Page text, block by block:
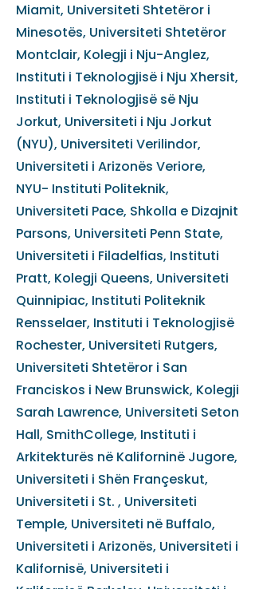
Miamit, Universiteti Shtetëror i
Minesotës, Universiteti Shtetëror
Montclair, Kolegji i Nju-Anglez,
Instituti i Teknologjisë i Nju Xhersit,
Instituti i Teknologjisë së Nju
Jorkut, Universiteti i Nju Jorkut
(NYU), Universiteti Verilindor,
Universiteti i Arizonës Veriore,
NYU- Instituti Politeknik,
Universiteti Pace, Shkolla e Dizajnit
Parsons, Universiteti Penn State,
Universiteti i Filadelfias, Instituti
Pratt, Kolegji Queens, Universiteti
Quinnipiac, Instituti Politeknik
Rensselaer, Instituti i Teknologjisë
Rochester, Universiteti Rutgers,
Universiteti Shtetëror i San
Franciskos i New Brunswick, Kolegji
Sarah Lawrence, Universiteti Seton
Hall, SmithCollege, Instituti i
Arkitekturës në Kaliforninë Jugore,
Universiteti i Shën Françeskut,
Universiteti i St. , Universiteti
Temple, Universiteti në Buffalo,
Universiteti i Arizonës, Universiteti i
Kalifornisë, Universiteti i